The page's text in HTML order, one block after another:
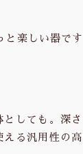
楽しい器で
しても。深
る汎用性の